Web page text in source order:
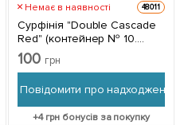
Немає в наявності 48011
Сурфінія "Double Cascade
Red" (контейнер № 10.
висота 10-15 см) 1
саджанець в упаковці
100 грн
Повідомити про надходження
+4грн бонусів за покупку